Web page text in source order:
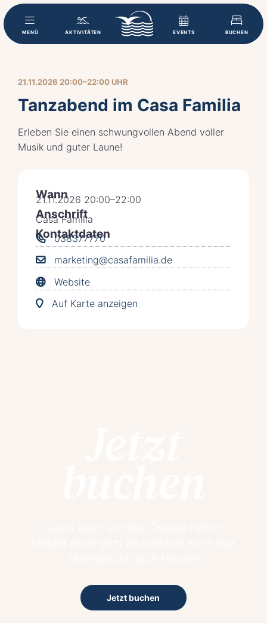
MENÜ AKTIVITÄTEN EVENTS BUCHEN
21.11.2026 20:00–22:00 UHR
Tanzabend im Casa Familia
Erleben Sie einen schwungvollen Abend voller
Musik und guter Laune!
Wann
21.11.2026 20:00–22:00
Anschrift
Casa Familia
Kontaktdaten
038377770
marketing@casafamilia.de
Website
Auf Karte anzeigen
Jetzt buchen